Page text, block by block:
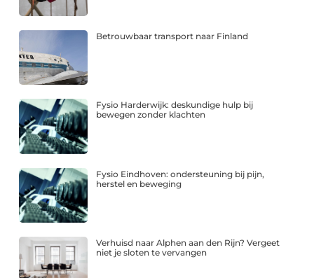
Betrouwbaar transport naar Finland
Fysio Harderwijk: deskundige hulp bij
bewegen zonder klachten
Fysio Eindhoven: ondersteuning bij pijn,
herstel en beweging
Verhuisd naar Alphen aan den Rijn? Vergeet
niet je sloten te vervangen